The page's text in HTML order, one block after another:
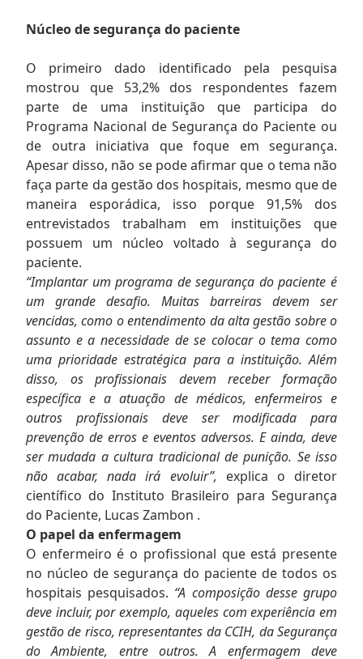
Núcleo de segurança do paciente
O primeiro dado identificado pela pesquisa
mostrou que 53,2% dos respondentes fazem
parte de uma instituição que participa do
Programa Nacional de Segurança do Paciente ou
de outra iniciativa que foque em segurança.
Apesar disso, não se pode afirmar que o tema não
faça parte da gestão dos hospitais, mesmo que de
maneira esporádica, isso porque 91,5% dos
entrevistados trabalham em instituições que
possuem um núcleo voltado à segurança do
paciente.
“Implantar um programa de segurança do paciente é
um grande desafio. Muitas barreiras devem ser
vencidas, como o entendimento da alta gestão sobre o
assunto e a necessidade de se colocar o tema como
uma prioridade estratégica para a instituição. Além
disso, os profissionais devem receber formação
específica e a atuação de médicos, enfermeiros e
outros profissionais deve ser modificada para
prevenção de erros e eventos adversos. E ainda, deve
ser mudada a cultura tradicional de punição. Se isso
não acabar, nada irá evoluir”, explica o diretor
científico do Instituto Brasileiro para Segurança
do Paciente, Lucas Zambon .
O papel da enfermagem
O enfermeiro é o profissional que está presente
no núcleo de segurança do paciente de todos os
hospitais pesquisados. “A composição desse grupo
deve incluir, por exemplo, aqueles com experiência em
gestão de risco, representantes da CCIH, da Segurança
do Ambiente, entre outros. A enfermagem deve